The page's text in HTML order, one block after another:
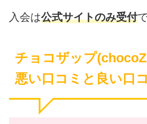
入会は公式サイトのみ受付
チョコザップ
悪い口コミと良い口